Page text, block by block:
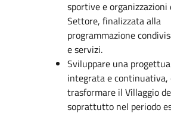
sportive e organizzazioni
Settore, finalizzata alla
programmazione
e servizi.
Sviluppare una
integrata e continuativa,
trasformare il Villaggio
soprattutto nel periodo